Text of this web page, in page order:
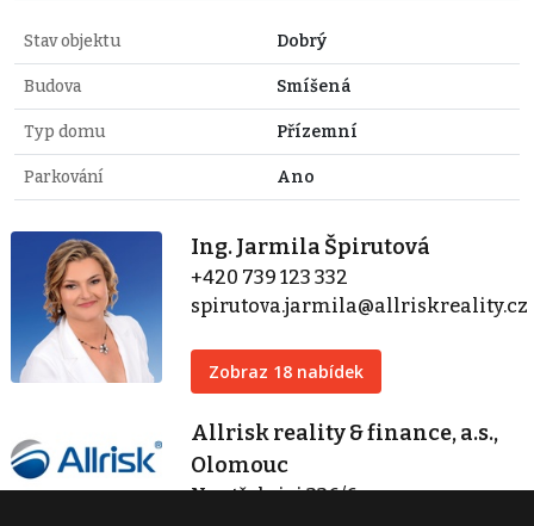
Stav objektu Dobrý
Budova Smíšená
Typ domu Přízemní
Parkování Ano
Ing. Jarmila Špirutová
+420 739 123 332
spirutova.jarmila@allriskreality.cz
Zobraz 18 nabídek
Allrisk reality & finance, a.s.,
Olomouc
Na střelnici 336/6